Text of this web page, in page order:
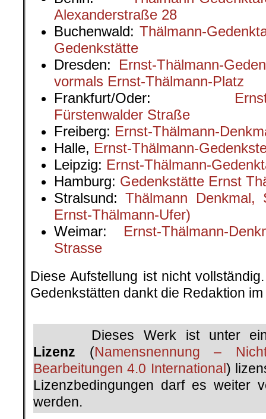
Alexanderstraße 28
Buchenwald: Thälmann-
Gedenkstätte
Dresden: Ernst-Thälmann-
vormals Ernst-Thälmann-Platz
Frankfurt/Oder:
Fürstenwalder Straße
Freiberg: Ernst-Thälmann-
Halle, Ernst-Thälmann-
Leipzig: Ernst-Thälmann-
Hamburg: Gedenkstätte Ernst
Stralsund:Thälmann Denkmal,
Ernst-Thälmann-Ufer)
Weimar: Ernst-Thälmann-
Strasse
Diese Aufstellung ist nicht
Gedenkstätten dankt die Redaktion
Dieses Werk ist unter
Lizenz (Namensnennung –
Bearbeitungen 4.0 International)
Lizenzbedingungen darf es weiter
werden.